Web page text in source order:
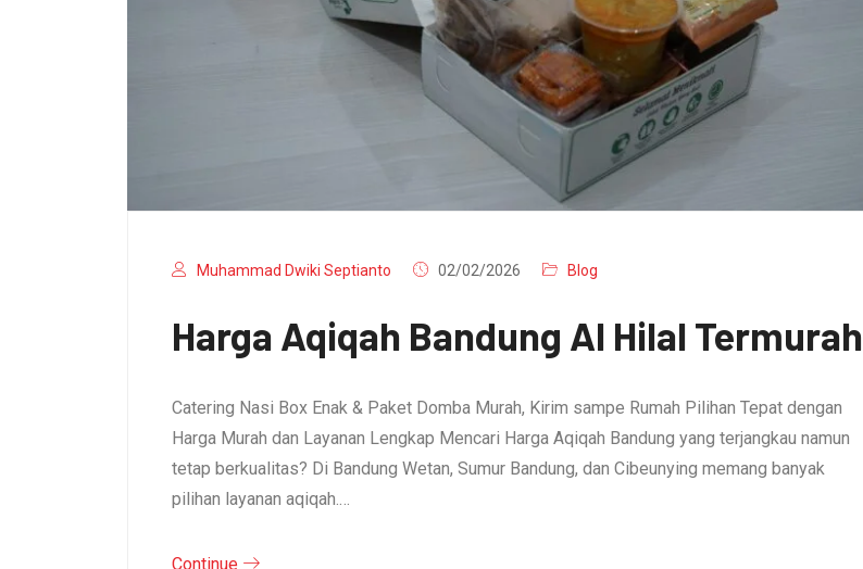
Muhammad Dwiki Septianto 02/02/2026 Blog
Harga Aqiqah Bandung Al Hilal Termurah
Catering Nasi Box Enak & Paket Domba Murah, Kirim sampe Rumah Pilihan Tepat dengan
Harga Murah dan Layanan Lengkap Mencari Harga Aqiqah Bandung yang terjangkau namun
tetap berkualitas? Di Bandung Wetan, Sumur Bandung, dan Cibeunying memang banyak
pilihan layanan aqiqah.…
Continue